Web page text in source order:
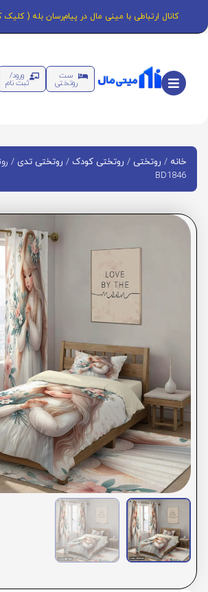
کانال ارتباطی با مینی مال در پیام‌رسان بله ( کلیک کنید)
ست
روتختی
ورود/
ثبت نام
خانه / روتختی / روتختی کودک / روتختی تدی /
BD1846